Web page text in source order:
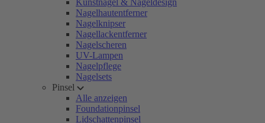
Kunstnägel & Nageldesign
Nagelhautentferner
Nagelknipser
Nagellackentferner
Nagelscheren
UV-Lampen
Nagelpflege
Nagelsets
Pinsel
Alle anzeigen
Foundationpinsel
Lidschattenpinsel